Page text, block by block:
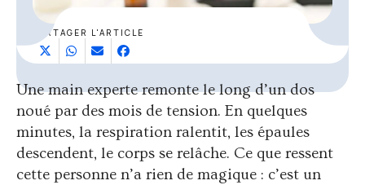
PARTAGER L'ARTICLE
Une main experte remonte le long d’un dos
noué par des mois de tension. En quelques
minutes, la respiration ralentit, les épaules
descendent, le corps se relâche. Ce que ressent
cette personne n’a rien de magique : c’est un